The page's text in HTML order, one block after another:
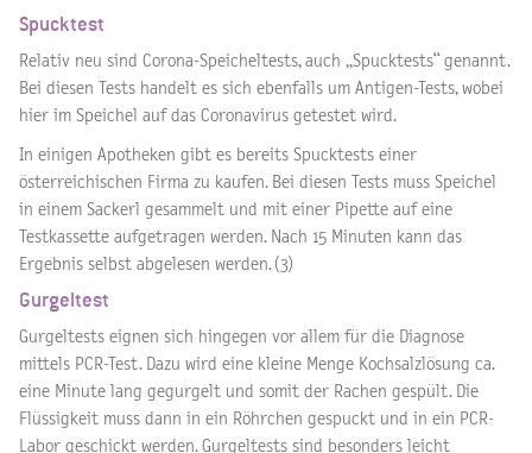
Spucktest
Relativ neu sind Corona-Speicheltests, auch „Spucktests“ genannt.
Bei diesen Tests handelt es sich ebenfalls um Antigen-Tests, wobei
hier im Speichel auf das Coronavirus getestet wird.
In einigen Apotheken gibt es bereits Spucktests einer
österreichischen Firma zu kaufen. Bei diesen Tests muss Speichel
in einem Sackerl gesammelt und mit einer Pipette auf eine
Testkassette aufgetragen werden. Nach 15 Minuten kann das
Ergebnis selbst abgelesen werden. (3)
Gurgeltest
Gurgeltests eignen sich hingegen vor allem für die Diagnose
mittels PCR-Test. Dazu wird eine kleine Menge Kochsalzlösung ca.
eine Minute lang gegurgelt und somit der Rachen gespült. Die
Flüssigkeit muss dann in ein Röhrchen gespuckt und in ein PCR-
Labor geschickt werden. Gurgeltests sind besonders leicht